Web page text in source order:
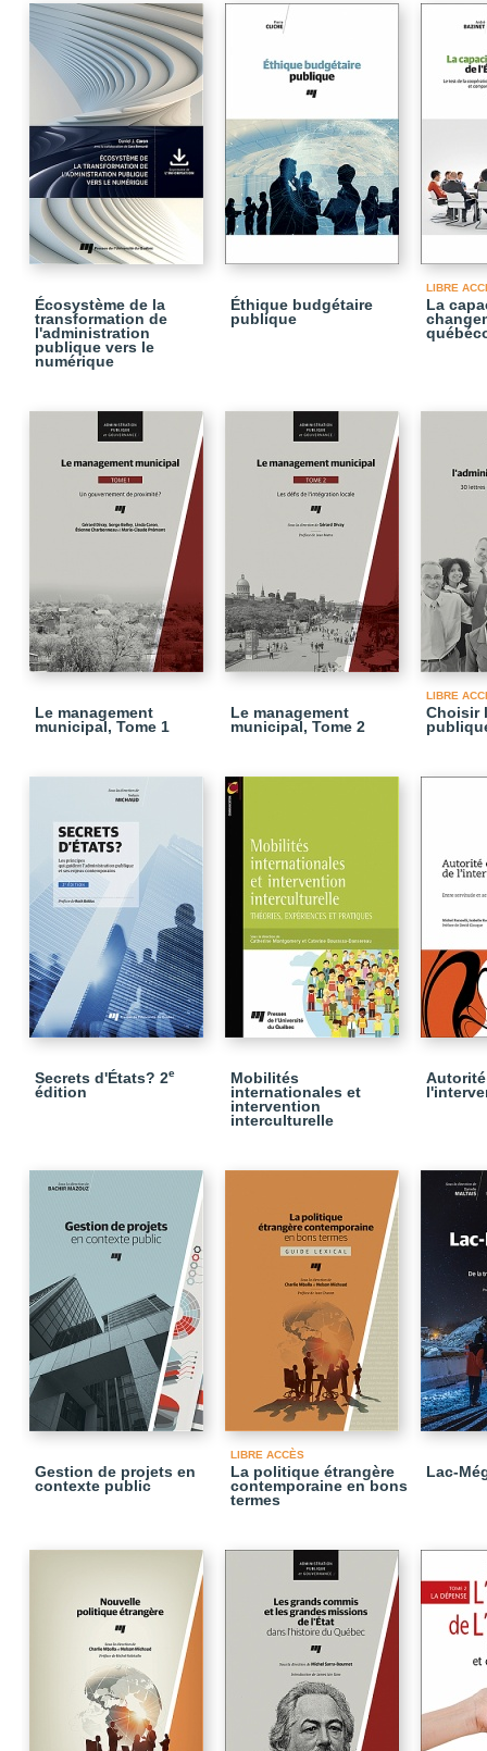
Écosystème de la
transformation de
l'administration
publique vers le
numérique
Éthique budgétaire
publique
LIBRE
La
Le management
municipal, Tome 1
Le management
municipal, Tome 2
LIBRE
Choisir
Secrets d'États? 2e
édition
Mobilités
internationales et
intervention
interculturelle
Gestion de projets en
contexte public
LIBRE ACCÈS
La politique étrangère
contemporaine en bons
termes
Lac-